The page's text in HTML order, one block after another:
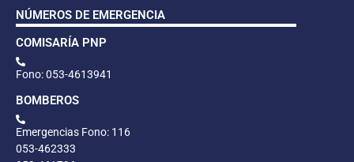
NÚMEROS DE EMERGENCIA
COMISARÍA PNP
Fono: 053-4613941
BOMBEROS
Emergencias Fono: 116
053-462333